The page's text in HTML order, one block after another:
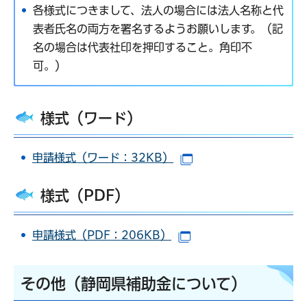
各様式につきまして、法人の場合には法人名称と代
表者氏名の両方を署名するようお願いします。（記
名の場合は代表社印を押印すること。角印不
可。）
様式（ワード）
申請様式（ワード：32KB）
様式（PDF）
申請様式（PDF：206KB）
その他（静岡県補助金について）